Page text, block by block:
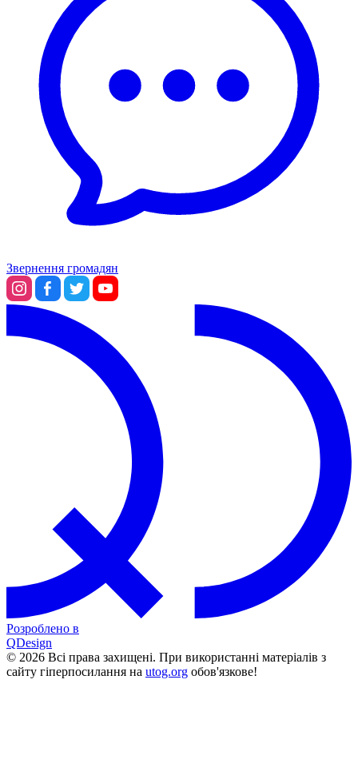
Звернення громадян
Розроблено в
QDesign
© 2026 Всі права захищені. При використанні матеріалів з
сайту гіперпосилання на utog.org обов'язкове!